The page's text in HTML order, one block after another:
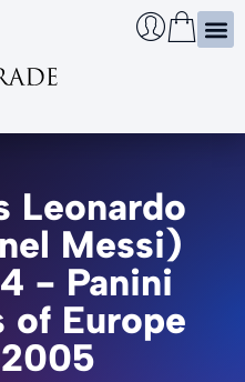
Leonardo
Messi)
- Panini
of Europe